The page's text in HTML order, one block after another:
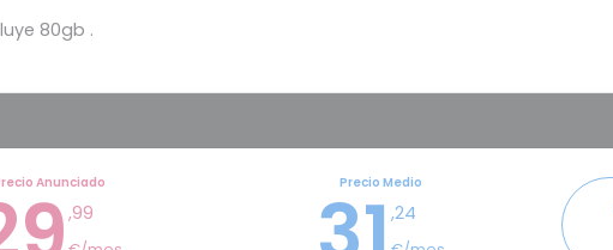
80gb .
Anunciado
,99
Precio Medio
,24